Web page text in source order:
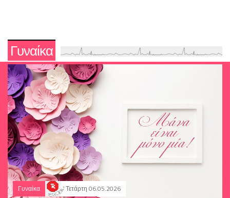
Γυναίκα
Γυναίκα Τετάρτη 06.05.2026